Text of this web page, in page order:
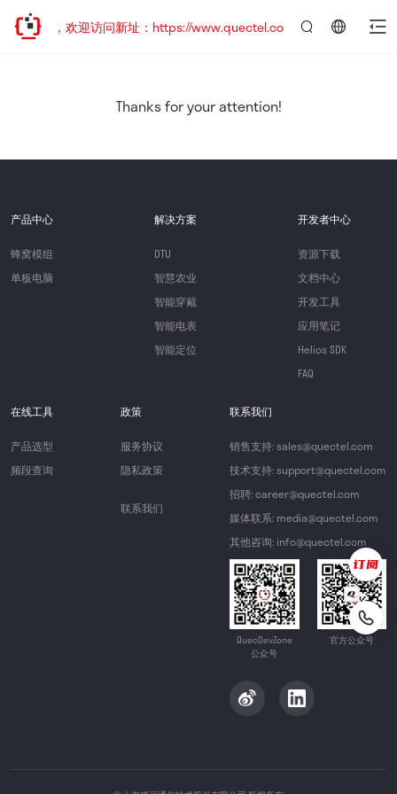
已迁移，欢迎访问新址：https://www.quectel.com.cn
Thanks for your attention!
产品中心
蜂窝模组
单板电脑
解决方案
DTU
智慧农业
智能穿戴
智能电表
智能定位
开发者中心
资源下载
文档中心
开发工具
应用笔记
Helios SDK
FAQ
在线工具
产品选型
频段查询
政策
服务协议
隐私政策
联系我们
联系我们
销售支持: sales@quectel.com
技术支持: support@quectel.com
招聘: career@quectel.com
媒体联系: media@quectel.com
其他咨询: info@quectel.com
QuecDevZone
公众号
官方公众号